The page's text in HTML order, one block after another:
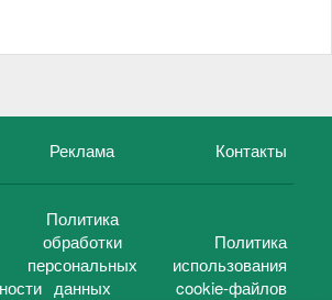
Реклама Контакты
Политика
обработки
персональных
данных
Политика
использования
cookie-файлов